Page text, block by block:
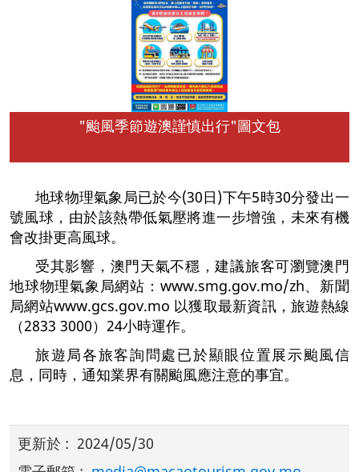
"颱風季節遊澳謹慎出行"圖文包
地球物理氣象局已於今(30日)下午5時30分發出一
號風球，由於該熱帶低氣壓將進一步增強，未來有機
會改掛更高風球。
受其影響，澳門天氣不穩，建議旅客可瀏覽澳門
地球物理氣象局網站：www.smg.gov.mo/zh、新聞
局網站www.gcs.gov.mo 以獲取最新資訊，旅遊熱線
（2833 3000）24小時運作。
旅遊局各旅客詢問處已於顯眼位置展示颱風信
息，同時，通知業界有關颱風應注意的事宜。
更新於 : 2024/05/30